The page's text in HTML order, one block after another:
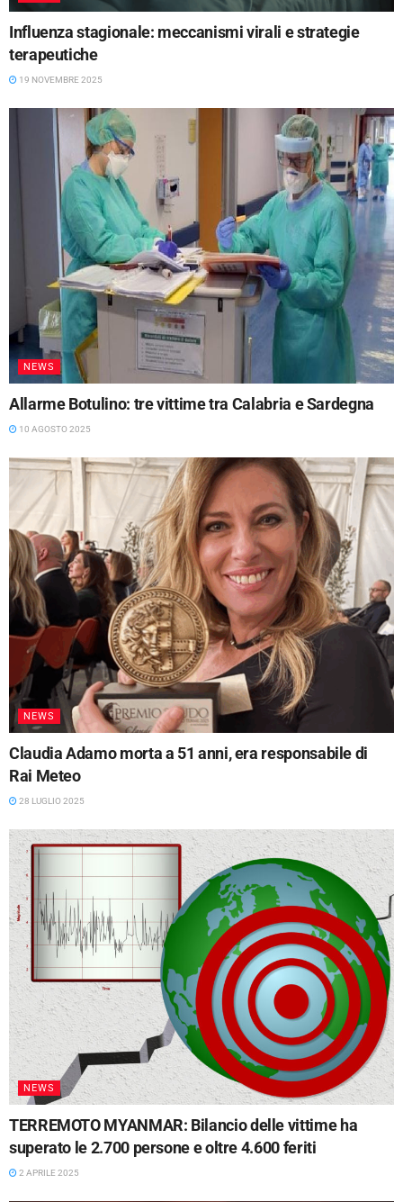
Influenza stagionale: meccanismi virali e strategie
terapeutiche
19 NOVEMBRE 2025
NEWS
Allarme Botulino: tre vittime tra Calabria e Sardegna
10 AGOSTO 2025
NEWS
Claudia Adamo morta a 51 anni, era responsabile di
Rai Meteo
28 LUGLIO 2025
NEWS
​TERREMOTO MYANMAR: Bilancio delle vittime ha
superato le 2.700 persone e oltre 4.600 feriti
2 APRILE 2025